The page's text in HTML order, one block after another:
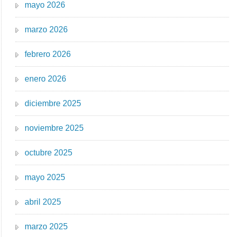
mayo 2026
marzo 2026
febrero 2026
enero 2026
diciembre 2025
noviembre 2025
octubre 2025
mayo 2025
abril 2025
marzo 2025